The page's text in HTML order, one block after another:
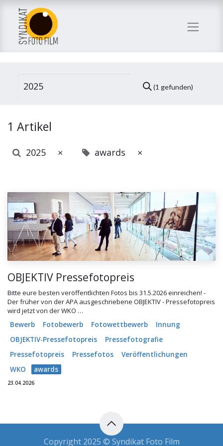
(1 gefunden)
1 Artikel
2025 × awards ×
OBJEKTIV Pressefotopreis
Bitte eure besten veröffentlichten Fotos bis 31.5.2026 einreichen! -
Der früher von der APA ausgeschriebene OBJEKTIV - Pressefotopreis
wird jetzt von der WKO …
Bewerb
Fotobewerb Fotowettbewerb
Innung
OBJEKTIV-Pressefotopreis
Pressefotografie
Pressefotopreis
Pressefotos
Veröffentlichungen
WKO
awards
23.04.2026
Copyright 2025 © Syndikat Foto Film